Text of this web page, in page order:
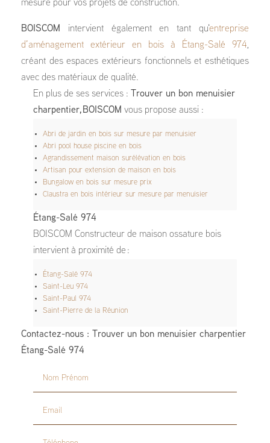
mesure pour vos projets de construction.
BOISCOM intervient également en tant qu'entreprise
d’aménagement extérieur en bois à Étang-Salé 974,
créant des espaces extérieurs fonctionnels et esthétiques
avec des matériaux de qualité.
En plus de ses services :
Trouver un bon menuisier
charpentier, BOISCOM vous propose aussi :
Abri de jardin en bois sur mesure par menuisier
Abri pool house piscine en bois
Agrandissement maison surélévation en bois
Artisan pour extension de maison en bois
Bungalow en bois sur mesure prix
Claustra en bois intérieur sur mesure par menuisier
Étang-Salé 974
BOISCOM Constructeur de maison ossature bois
intervient à proximité de :
Étang-Salé 974
Saint-Leu 974
Saint-Paul 974
Saint-Pierre de la Réunion
Contactez-nous : Trouver un bon menuisier charpentier
Étang-Salé 974
Nom Prénom
Email
Téléphone